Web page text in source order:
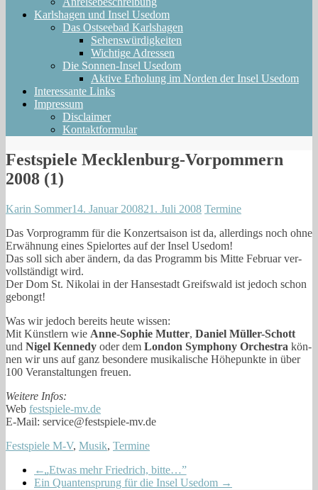
Karlshagen und Insel Usedom
Das Ostseebad Karlshagen
Sehenswürdigkeiten
Wichtige Adressen
Die Sonnen-Insel Usedom
Aktive Erholung im Norden der Insel Usedom
Interessante Links
Impressum
Disclaimer
Kontaktformular
Festspiele Mecklenburg-Vorpommern
2008 (1)
Karin Sommer14. Januar 200821. Juli 2008 Termine
Das Vor­pro­gramm für die Kon­zert­sai­son ist da, aller­dings noch ohne
Erwäh­nung eines Spiel­or­tes auf der Insel Usedom!
Das soll sich aber ändern, da das Pro­gramm bis Mit­te Febru­ar ver­
voll­stän­digt wird.
Der Dom St. Niko­lai in der Han­se­stadt Greifs­wald ist jedoch schon
gebongt!
Was wir jedoch bereits heu­te wissen:
Mit Künst­lern wie Anne-Sophie Mut­ter, Dani­el Müller-Schott
und Nigel Ken­ne­dy oder dem Lon­don Sym­pho­ny Orches­tra kön­
nen wir uns auf ganz beson­de­re musi­ka­li­sche Höhe­punk­te in über
100 Ver­an­stal­tun­gen freuen.
Wei­te­re Infos:
Web fest​spie​le​-mv​.de
E‑Mail: service@festspiele-mv.de
Festspiele M-V, Musik, Termine
←„Etwas mehr Friedrich, bitte…”
Ein Quantensprung für die Insel Usedom →